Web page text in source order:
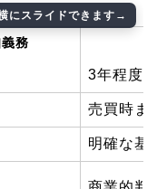
務
3年程度
売買時ま
明確な基